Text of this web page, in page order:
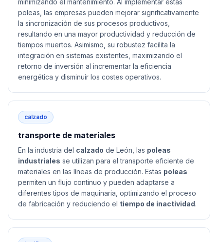
minimizando el mantenimiento. Al implementar estas
poleas, las empresas pueden mejorar significativamente
la sincronización de sus procesos productivos,
resultando en una mayor productividad y reducción de
tiempos muertos. Asimismo, su robustez facilita la
integración en sistemas existentes, maximizando el
retorno de inversión al incrementar la eficiencia
energética y disminuir los costes operativos.
calzado
transporte de materiales
En la industria del calzado de León, las poleas
industriales se utilizan para el transporte eficiente de
materiales en las líneas de producción. Estas poleas
permiten un flujo continuo y pueden adaptarse a
diferentes tipos de maquinaria, optimizando el proceso
de fabricación y reduciendo el tiempo de inactividad.